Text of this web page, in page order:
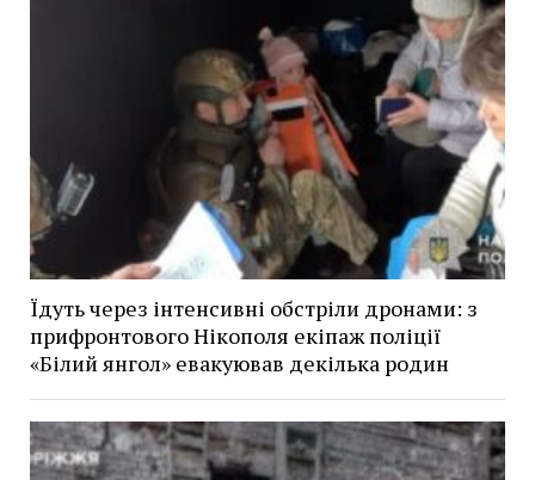
Їдуть через інтенсивні обстріли дронами: з
прифронтового Нікополя екіпаж поліції
«Білий янгол» евакуював декілька родин